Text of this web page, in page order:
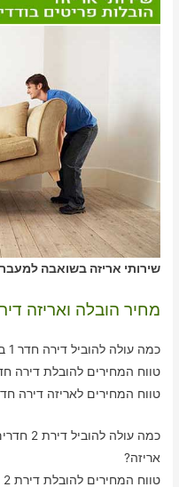
שירותי אריזה בשואבה למעבר
מחיר הובלה ואריזה
כמה עולה להוביל דירה חדר 1 בשואבה עם חברת הובלה כולל אריזה?
טווח המחירים להובלת דירה חדר 1 בשואבה – בין 370-
טווח המחירים לאריזה דירה חדר 1 בשואבה – בין 270-590
כמה
אריזה?
טווח המחירים להובלת דירת 2 חדרים בשואבה – בין 790-1040 ש"ח